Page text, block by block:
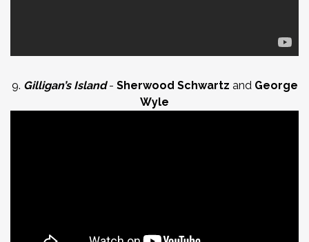
9. Gilligan’s Island - Sherwood Schwartz and George
Wyle